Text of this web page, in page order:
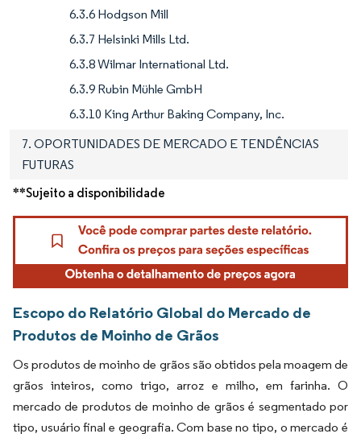
6.3.6 Hodgson Mill
6.3.7 Helsinki Mills Ltd.
6.3.8 Wilmar International Ltd.
6.3.9 Rubin Mühle GmbH
6.3.10 King Arthur Baking Company, Inc.
7. OPORTUNIDADES DE MERCADO E TENDÊNCIAS
FUTURAS
**Sujeito a disponibilidade
Escopo do Relatório Global do Mercado de
Produtos de Moinho de Grãos
Os produtos de moinho de grãos são obtidos pela moagem de
grãos inteiros, como trigo, arroz e milho, em farinha. O
mercado de produtos de moinho de grãos é segmentado por
tipo, usuário final e geografia. Com base no tipo, o mercado é